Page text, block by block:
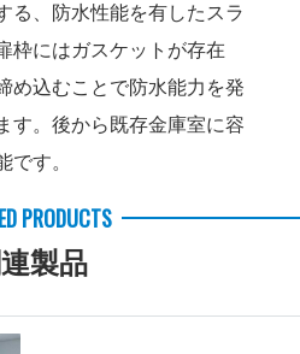
る、防水性能を有したスラ
枠にはガスケットが存在
め込むことで防水能力を発
す。後から既存金庫室に容
です。
PRODUCTS
製品